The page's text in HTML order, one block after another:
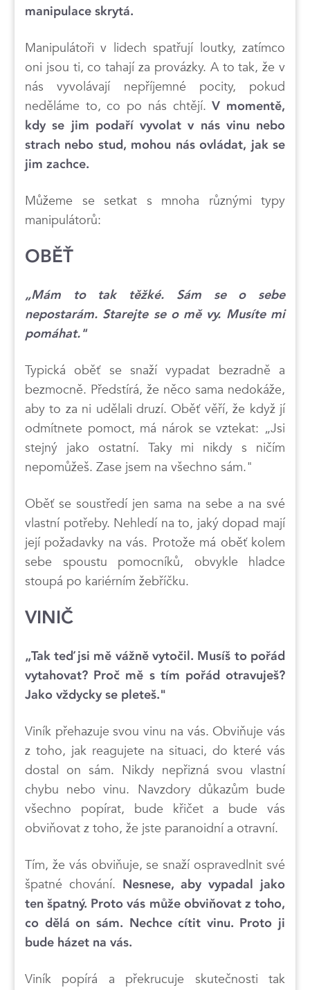
manipulace skrytá.
Manipulátoři v lidech spatřují loutky, zatímco
oni jsou ti, co tahají za provázky. A to tak, že v
nás vyvolávají nepříjemné pocity, pokud
neděláme to, co po nás chtějí.V momentě,
kdy se jim podaří vyvolat v nás vinu nebo
strach nebo stud, mohou nás ovládat, jak se
jim zachce.
Můžeme se setkat s mnoha různými typy
manipulátorů:
OBĚŤ
„Mám to tak těžké. Sám se o sebe
nepostarám. Starejte se o mě vy. Musíte mi
pomáhat."
Typická oběť se snaží vypadat bezradně a
bezmocně. Předstírá, že něco sama nedokáže,
aby to za ni udělali druzí. Oběť věří, že když jí
odmítnete pomoct, má nárok se vztekat: „Jsi
stejný jako ostatní. Taky mi nikdy s ničím
nepomůžeš. Zase jsem na všechno sám."
Oběť se soustředí jen sama na sebe a na své
vlastní potřeby. Nehledí na to, jaký dopad mají
její požadavky na vás. Protože má oběť kolem
sebe spoustu pomocníků, obvykle hladce
stoupá po kariérním žebříčku.
VINIČ
„Tak teď jsi mě vážně vytočil. Musíš to pořád
vytahovat? Proč mě s tím pořád otravuješ?
Jako vždycky se pleteš."
Viník přehazuje svou vinu na vás. Obviňuje vás
z toho, jak reagujete na situaci, do které vás
dostal on sám. Nikdy nepřizná svou vlastní
chybu nebo vinu. Navzdory důkazům bude
všechno popírat, bude křičet a bude vás
obviňovat z toho, že jste paranoidní a otravní.
Tím, že vás obviňuje, se snaží ospravedlnit své
špatné chování. Nesnese, aby vypadal jako
ten špatný. Proto vás může obviňovat z toho,
co dělá on sám. Nechce cítit vinu. Proto ji
bude házet na vás.
Viník popírá a překrucuje skutečnosti tak